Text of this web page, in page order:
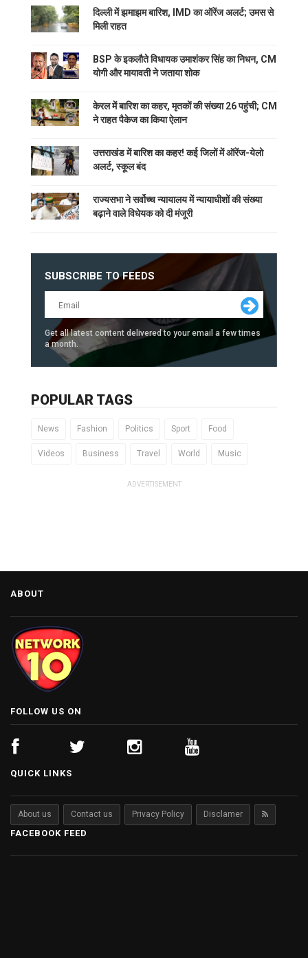
दिल्ली में झमाझम बारिश, IMD का ऑरेंज अलर्ट; उमस से
मिली राहत
BSP के इकलौते विधायक उमाशंकर सिंह का निधन, CM
योगी और मायावती ने जताया शोक
केरल में बारिश का कहर, मृतकों की संख्या 26 पहुंची; CM
ने राहत पैकेज का किया ऐलान
उत्तराखंड में बारिश का कहर! कई जिलों में ऑरेंज-येलो
अलर्ट, स्कूल बंद
राज्यसभा ने सर्वोच्च न्यायालय में न्यायाधीशों की संख्या
बढ़ाने वाले विधेयक को दी मंजूरी
SUBSCRIBE TO FEEDS
Get all latest content delivered to your email a few times
a month.
POPULAR TAGS
News Fashion Politics Sport Food
Videos Business Travel World Music
ADVERTISEMENT
ABOUT
FOLLOW US ON
QUICK LINKS
About us Contact us Privacy Policy Disclamer
FACEBOOK FEED